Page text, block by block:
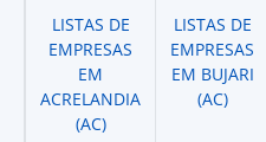
LISTAS DE
EMPRESAS
EM
ACRELANDIA
(AC)
LISTAS DE
EMPRESAS
EM BUJARI
(AC)